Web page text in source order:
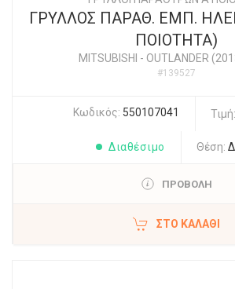
ΓΡΥΛΛΟΣ ΠΑΡΑΘ. ΕΜΠ.
ΠΟΙΟΤΗΤΑ)
MITSUBISHI - OUTLANDER
#139527
Κωδικός: 550107041 Τιμή:
Διαθέσιμο Θέση:
ΠΡΟΒΟΛΗ
ΣΤΟ ΚΑΛΆΘΙ